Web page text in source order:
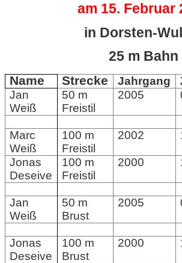
am 15. Februar
in Dorsten-
25 m Bahn
Name Strecke Jahrgang
Jan
Weiß
50 m
Freistil
2005
Marc
Weiß
100 m
Freistil
2002
Jonas
Deseive
100 m
Freistil
2000
Jan
Weiß
50 m
Brust
2005
Jonas
Deseive
100 m
Brust
2000